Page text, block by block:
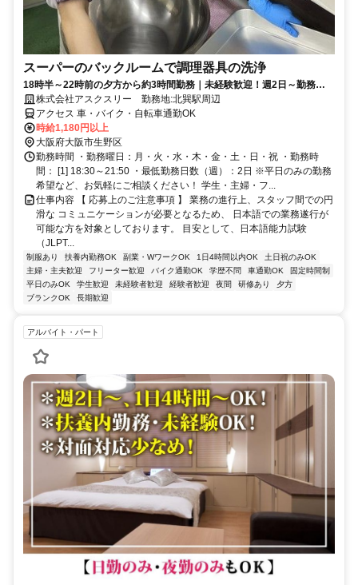
スーパーのバックルームで調理器具の洗浄
18時半～22時前の夕方から約3時間勤務｜未経験歓迎！週2日～勤務
OK！終わった後はサッと帰宅！ Wワーク可！
株式会社アスクスリー 勤務地:北巽駅周辺
アクセス 車・バイク・自転車通勤OK
時給1,180円以上
大阪府大阪市生野区
勤務時間 ・勤務曜日：月・火・水・木・金・土・日・祝 ・勤務時
間： [1] 18:30～21:50 ・最低勤務日数（週）：2日 ※平日のみの勤務
希望など、お気軽にご相談ください！ 学生・主婦・フ...
仕事内容 【 応募上のご注意事項 】 業務の進行上、スタッフ間での円
滑な コミュニケーションが必要となるため、 日本語での業務遂行が
可能な方を対象としております。 目安として、日本語能力試験
（JLPT...
制服あり 扶養内勤務OK 副業・WワークOK 1日4時間以内OK
土日祝のみOK
主婦・主夫歓迎
フリーター歓迎 バイク通勤OK 学歴不問 車通勤OK
固定時間制
平日のみOK
学生歓迎 未経験者歓迎 経験者歓迎 夜間 研修あり
夕方
ブランクOK
長期歓迎
アルバイト・パート